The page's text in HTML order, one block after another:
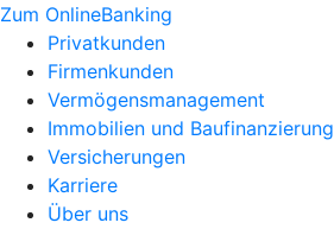
Zum OnlineBanking
Privatkunden
Firmenkunden
Vermögensmanagement
Immobilien und Baufinanzierung
Versicherungen
Karriere
Über uns